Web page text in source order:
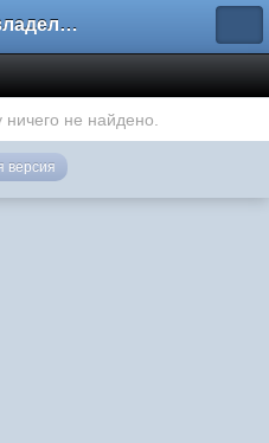
Форум владельцев интернет-магазинов
не найдено.
версия